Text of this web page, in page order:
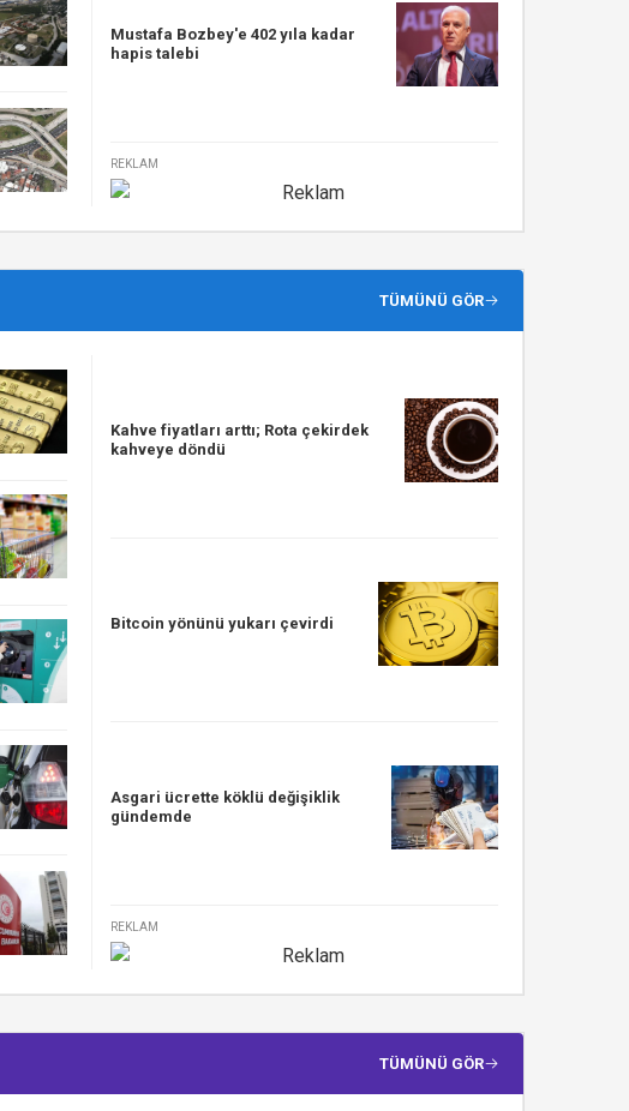
Mustafa Bozbey'e 402 yıla kadar
hapis talebi
REKLAM
TÜMÜNÜ GÖR
Kahve fiyatları arttı; Rota çekirdek
kahveye döndü
Bitcoin yönünü yukarı çevirdi
Asgari ücrette köklü değişiklik
gündemde
REKLAM
TÜMÜNÜ GÖR